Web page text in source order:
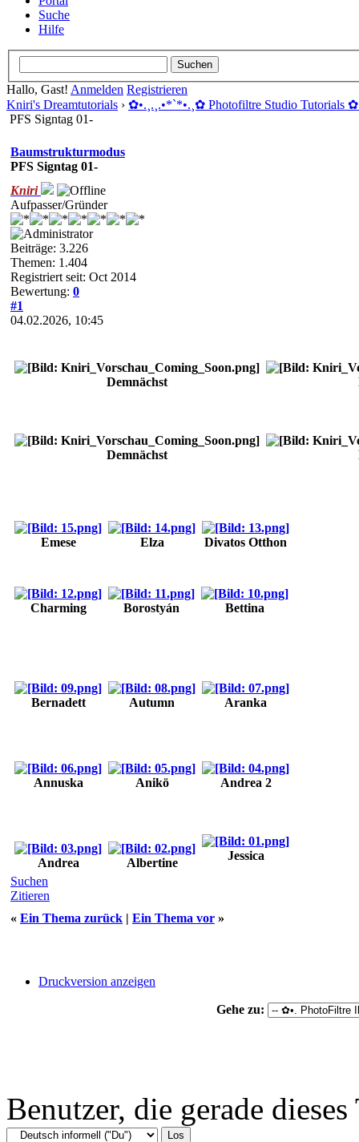
Suche
Hilfe
Hallo, Gast! Anmelden Registrieren
Kniri's Dreamtutorials › ✿ •.¸.¸.•*`*•.¸✿ Photofiltre Studio Tutorials ✿
PFS Signtag 01-
Baumstrukturmodus
PFS Signtag 01-
Kniri
Aufpasser/Gründer
Beiträge: 3.226
Themen: 1.404
Registriert seit: Oct 2014
Bewertung: 0
#1
04.02.2026, 10:45
Demnächst
Demnächst
Emese Elza Divatos Otthon
Charming Borostyán Bettina
Bernadett Autumn Aranka
Annuska Anikö Andrea 2
Andrea Albertine
Jessica
Suchen
Zitieren
« Ein Thema zurück | Ein Thema vor »
Druckversion anzeigen
Gehe zu:
Benutzer, die gerade